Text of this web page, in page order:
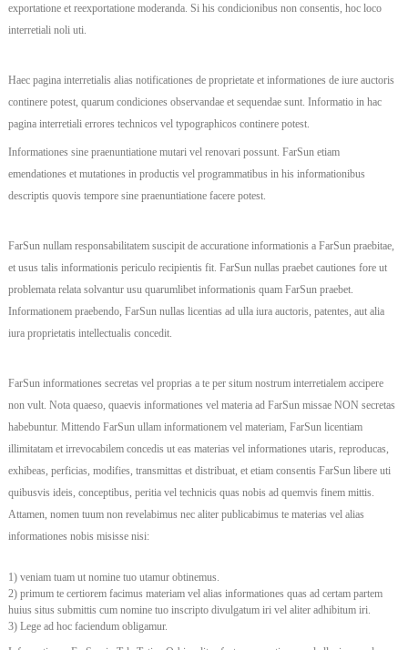
exportatione et reexportatione moderanda. Si his condicionibus non consentis, hoc loco
interretiali noli uti.
Haec pagina interretialis alias notificationes de proprietate et informationes de iure auctoris
continere potest, quarum condiciones observandae et sequendae sunt. Informatio in hac
pagina interretiali errores technicos vel typographicos continere potest.
Informationes sine praenuntiatione mutari vel renovari possunt. FarSun etiam
emendationes et mutationes in productis vel programmatibus in his informationibus
descriptis quovis tempore sine praenuntiatione facere potest.
FarSun nullam responsabilitatem suscipit de accuratione informationis a FarSun praebitae,
et usus talis informationis periculo recipientis fit. FarSun nullas praebet cautiones fore ut
problemata relata solvantur usu quarumlibet informationis quam FarSun praebet.
Informationem praebendo, FarSun nullas licentias ad ulla iura auctoris, patentes, aut alia
iura proprietatis intellectualis concedit.
FarSun informationes secretas vel proprias a te per situm nostrum interretialem accipere
non vult. Nota quaeso, quaevis informationes vel materia ad FarSun missae NON secretas
habebuntur. Mittendo FarSun ullam informationem vel materiam, FarSun licentiam
illimitatam et irrevocabilem concedis ut eas materias vel informationes utaris, reproducas,
exhibeas, perficias, modifies, transmittas et distribuat, et etiam consentis FarSun libere uti
quibusvis ideis, conceptibus, peritia vel technicis quas nobis ad quemvis finem mittis.
Attamen, nomen tuum non revelabimus nec aliter publicabimus te materias vel alias
informationes nobis misisse nisi:
1) veniam tuam ut nomine tuo utamur obtinemus.
2) primum te certiorem facimus materiam vel alias informationes quas ad certam partem
huius situs submittis cum nomine tuo inscripto divulgatum iri vel aliter adhibitum iri.
3) Lege ad hoc faciendum obligamur.